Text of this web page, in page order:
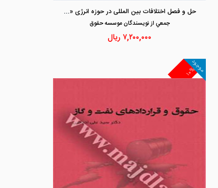
حل و فصل اختلافات بین المللی در حوزه انرژی «با تاکید بر قراردادهای نفت و گاز»
جمعي از نويسندگان موسسه حقوق
۷,۲۰۰,۰۰۰ ریال
۱۰%
موجود